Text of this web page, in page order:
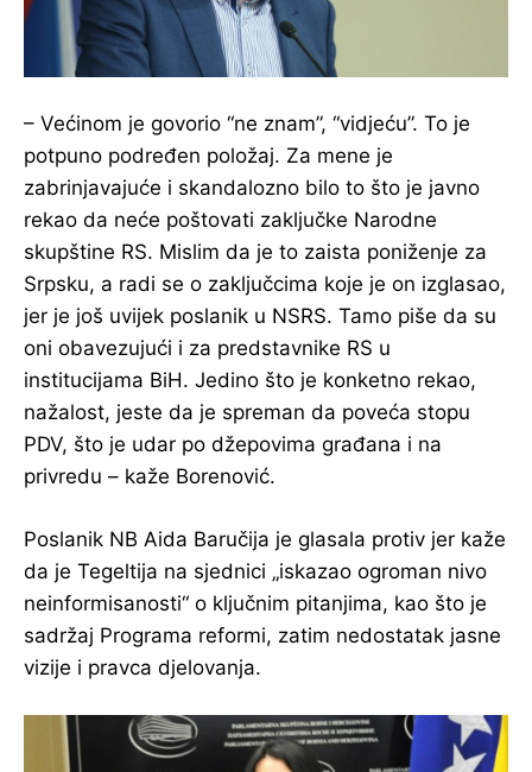
– Većinom je govorio “ne znam”, “vidjeću”. To je
potpuno podređen položaj. Za mene je
zabrinjavajuće i skandalozno bilo to što je javno
rekao da neće poštovati zaključke Narodne
skupštine RS. Mislim da je to zaista poniženje za
Srpsku, a radi se o zaključcima koje je on izglasao,
jer je još uvijek poslanik u NSRS. Tamo piše da su
oni obavezujući i za predstavnike RS u
institucijama BiH. Jedino što je konketno rekao,
nažalost, jeste da je spreman da poveća stopu
PDV, što je udar po džepovima građana i na
privredu – kaže Borenović.
Poslanik NB Aida Baručija je glasala protiv jer kaže
da je Tegeltija na sjednici „iskazao ogroman nivo
neinformisanosti“ o ključnim pitanjima, kao što je
sadržaj Programa reformi, zatim nedostatak jasne
vizije i pravca djelovanja.